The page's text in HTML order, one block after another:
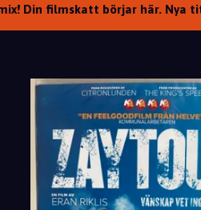
Din filmskatt börjar här. Nya